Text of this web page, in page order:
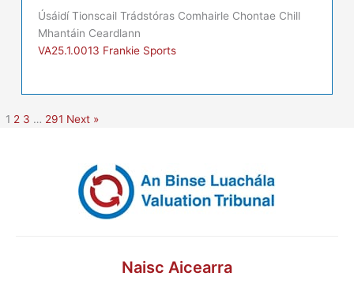
Úsáidí Tionscail Trádstóras Comhairle Chontae Chill
Mhantáin Ceardlann
VA25.1.0013 Frankie Sports
1 2 3 … 291 Next »
Naisc Aicearra